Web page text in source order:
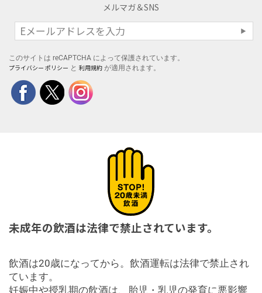
メルマガ＆SNS
このサイトは reCAPTCHA によって保護されています。
プライバシー ポリシー と 利用規約 が適用されます。
未成年の飲酒は法律で禁止されています。
飲酒は20歳になってから。飲酒運転は法律で禁止され
ています。
妊娠中や授乳期の飲酒は、胎児・乳児の発育に悪影響